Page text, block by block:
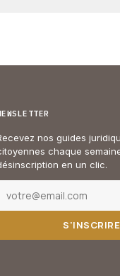
nos guides
chaque
en un clic.
S'INSCRIRE